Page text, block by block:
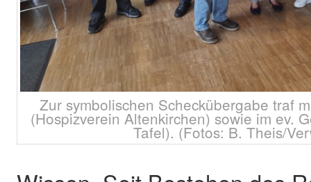
Zur symbolischen Scheckübergabe traf
(Hospizverein Altenkirchen) sowie im ev.
Tafel). (Fotos: B. Theis/